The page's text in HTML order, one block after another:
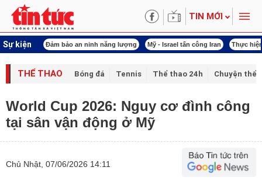
TIN MỚI
Sự kiện
khóa XVI Đảm bảo an ninh năng lượng Mỹ - Israel tấn công Iran Thực
THỂ THAO Bóng đá Tennis Thể thao 24h Chuyện thể
World Cup 2026: Nguy cơ đình công
tại sân vận động ở Mỹ
Chủ Nhật, 07/06/2026 14:11